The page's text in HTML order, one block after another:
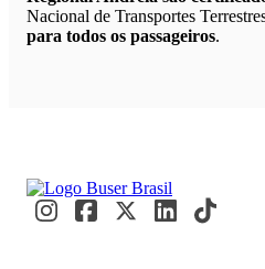
Nacional de Transportes
para todos os passageiros.